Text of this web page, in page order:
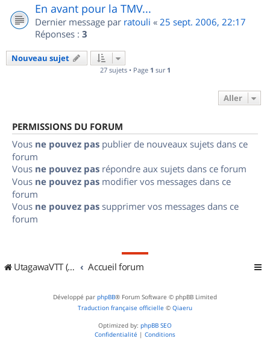
En avant pour la TMV...
Dernier message par ratouli « 25 sept. 2006, 22:17
Réponses : 3
Nouveau sujet
27 sujets • Page 1 sur 1
Aller
PERMISSIONS DU FORUM
Vous ne pouvez pas publier de nouveaux sujets dans ce
forum
Vous ne pouvez pas répondre aux sujets dans ce forum
Vous ne pouvez pas modifier vos messages dans ce
forum
Vous ne pouvez pas supprimer vos messages dans ce
forum
UtagawaVTT (Randos VTT et VTTAE avec traces GPS) Accueil forum
Développé par phpBB® Forum Software © phpBB Limited
Traduction française officielle © Qiaeru
Optimized by: phpBB SEO
Confidentialité | Conditions